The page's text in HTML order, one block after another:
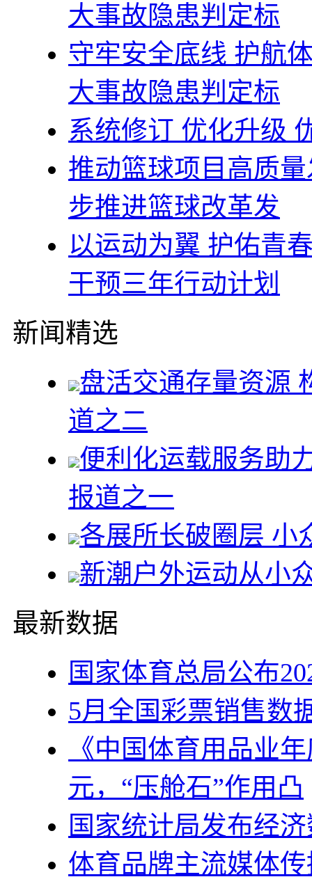
大事故隐患判定标
守牢安全底线 护航
大事故隐患判定标
系统修订 优化升级
推动篮球项目高质
步推进篮球改革发
以运动为翼 护佑青
干预三年行动计划
新闻精选
盘活交通存量资源
道之二
便利化运载服务助
报道之一
各展所长破圈层 小
新潮户外运动从小
最新数据
国家体育总局公布
5月全国彩票销售数
《中国体育用品业
元，“压舱石”作用凸
国家统计局发布经
体育品牌主流媒体